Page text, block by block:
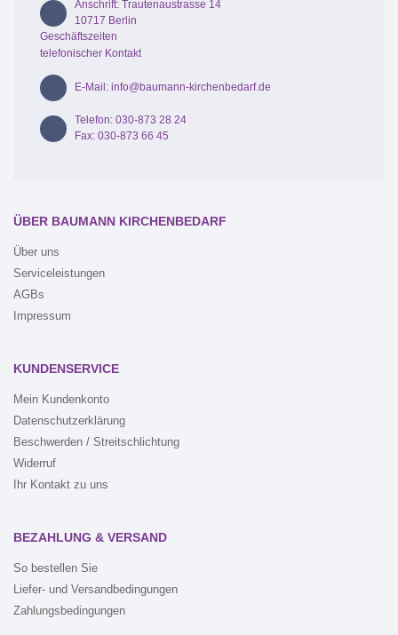
Anschrift: Trautenaustrasse 14
10717 Berlin
Geschäftszeiten
telefonischer Kontakt
E-Mail: info@baumann-kirchenbedarf.de
Telefon: 030-873 28 24
Fax: 030-873 66 45
ÜBER BAUMANN KIRCHENBEDARF
Über uns
Serviceleistungen
AGBs
Impressum
KUNDENSERVICE
Mein Kundenkonto
Datenschutzerklärung
Beschwerden / Streitschlichtung
Widerruf
Ihr Kontakt zu uns
BEZAHLUNG & VERSAND
So bestellen Sie
Liefer- und Versandbedingungen
Zahlungsbedingungen